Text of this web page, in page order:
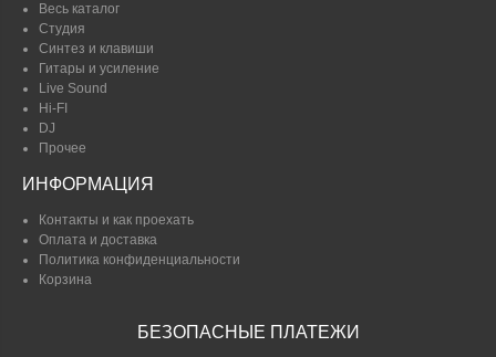
Весь каталог
Студия
Синтез и клавиши
Гитары и усиление
Live Sound
Hi-FI
DJ
Прочее
ИНФОРМАЦИЯ
Контакты и как проехать
Оплата и доставка
Политика конфиденциальности
Корзина
БЕЗОПАСНЫЕ ПЛАТЕЖИ